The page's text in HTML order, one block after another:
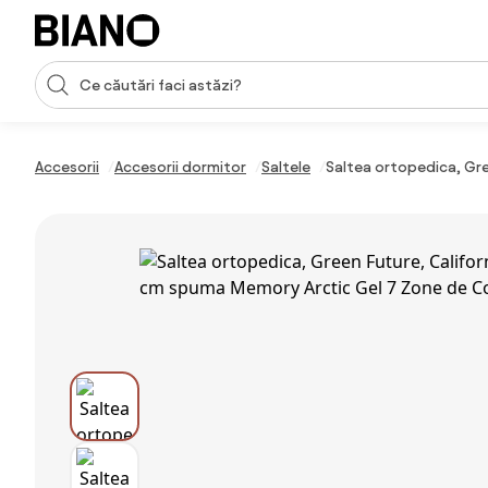
Sari peste navigare, accesează conținutul
Introducerea căutării
Accesorii Accesorii dormitor Saltele Saltea ortopedica,